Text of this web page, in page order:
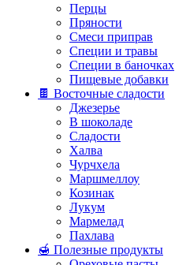
Перцы
Пряности
Смеси приправ
Специи и травы
Специи в баночках
Пищевые добавки
🍫 Восточные сладости
Джезерье
В шоколаде
Сладости
Халва
Чурчхела
Маршмеллоу
Козинак
Лукум
Мармелад
Пахлава
🍯 Полезные продукты